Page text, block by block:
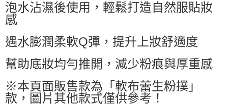
每筆NT$60，滿NT$599(含以上)免運費
付款後萊爾富取貨
每筆NT$60，滿NT$599(含以上)免運費
7-11付款取貨
每筆NT$60，滿NT$599(含以上)免運費
付款後7-11取貨
每筆NT$60，滿NT$599(含以上)免運費
泡水沾濕後使用，輕鬆打造自然服貼妝
感
遇水膨潤柔軟Q彈，提升上妝舒適度
幫助底妝均勻推開，減少粉痕與厚重感
※本頁面販售款為「軟布蕾生粉撲」
款，圖片其他款式僅供參考！